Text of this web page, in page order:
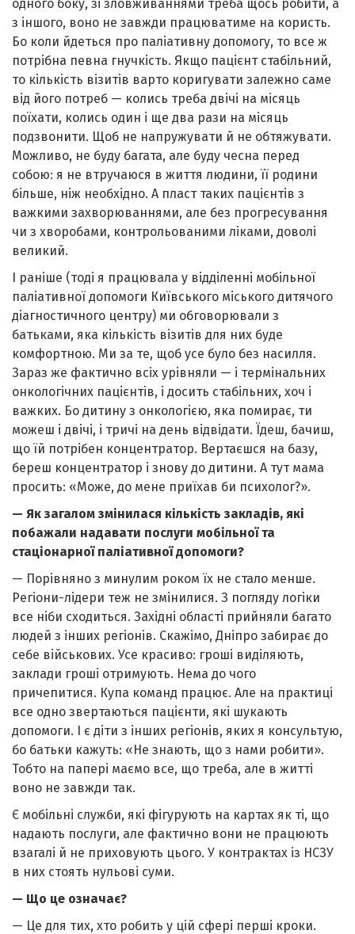
одного боку, зі зловживаннями треба щось робити, а
з іншого, воно не завжди працюватиме на користь.
Бо коли йдеться про паліативну допомогу, то все ж
потрібна певна гнучкість. Якщо пацієнт стабільний,
то кількість візитів варто коригувати залежно саме
від його потреб — колись треба двічі на місяць
поїхати, колись один і ще два рази на місяць
подзвонити. Щоб не напружувати й не обтяжувати.
Можливо, не буду багата, але буду чесна перед
собою: я не втручаюся в життя людини, її родини
більше, ніж необхідно. А пласт таких пацієнтів з
важкими захворюваннями, але без прогресування
чи з хворобами, контрольованими ліками, доволі
великий.
І раніше (тоді я працювала у відділенні мобільної
паліативної допомоги Київського міського дитячого
діагностичного центру) ми обговорювали з
батьками, яка кількість візитів для них буде
комфортною. Ми за те, щоб усе було без насилля.
Зараз же фактично всіх урівняли — і термінальних
онкологічних пацієнтів, і досить стабільних, хоч і
важких. Бо дитину з онкологією, яка помирає, ти
можеш і двічі, і тричі на день відвідати. Їдеш, бачиш,
що їй потрібен концентратор. Вертаєшся на базу,
береш концентратор і знову до дитини. А тут мама
просить: «Може, до мене приїхав би психолог?».
— Як загалом змінилася кількість закладів, які
побажали надавати послуги мобільної та
стаціонарної паліативної допомоги?
— Порівняно з минулим роком їх не стало менше.
Регіони-лідери теж не змінилися. З погляду логіки
все ніби сходиться. Західні області прийняли багато
людей з інших регіонів. Скажімо, Дніпро забирає до
себе військових. Усе красиво: гроші виділяють,
заклади гроші отримують. Нема до чого
причепитися. Купа команд працює. Але на практиці
все одно звертаються пацієнти, які шукають
допомоги. І є діти з інших регіонів, яких я консультую,
бо батьки кажуть: «Не знають, що з нами робити».
Тобто на папері маємо все, що треба, але в житті
воно не завжди так.
Є мобільні служби, які фігурують на картах як ті, що
надають послуги, але фактично вони не працюють
взагалі й не приховують цього. У контрактах із НСЗУ
в них стоять нульові суми.
— Що це означає?
— Це для тих, хто робить у цій сфері перші кроки.